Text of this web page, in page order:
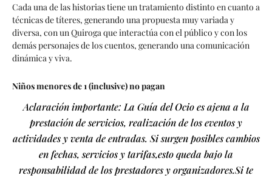
Cada una de las historias tiene un tratamiento distinto en cuanto a
técnicas de títeres, generando una propuesta muy variada y
diversa, con un Quiroga que interactúa con el público y con los
demás personajes de los cuentos, generando una comunicación
dinámica y viva.
Niños menores de 1 (inclusive) no pagan
Aclaración importante: La Guía del Ocio es ajena a la
prestación de servicios, realización de los eventos y
actividades y venta de entradas. Si surgen posibles cambios
en fechas, servicios y tarifas,esto queda bajo la
responsabilidad de los prestadores y organizadores.Si te